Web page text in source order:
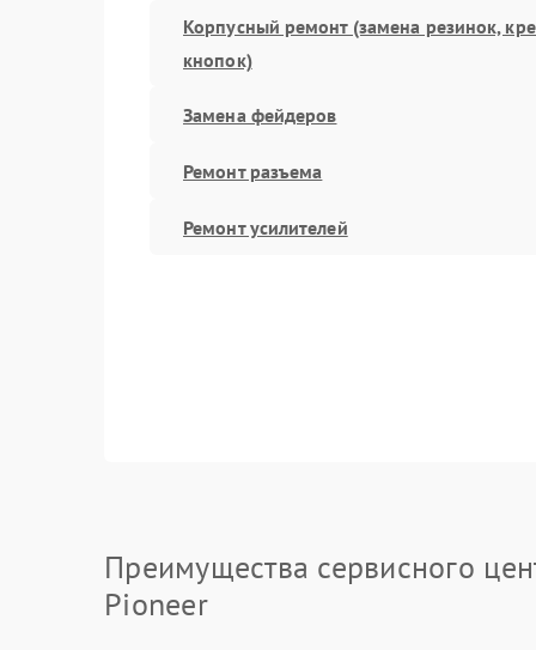
Корпусный ремонт (замена резинок,
кнопок)
Замена фейдеров
Ремонт разъема
Ремонт усилителей
Преимущества сервисного
Pioneer